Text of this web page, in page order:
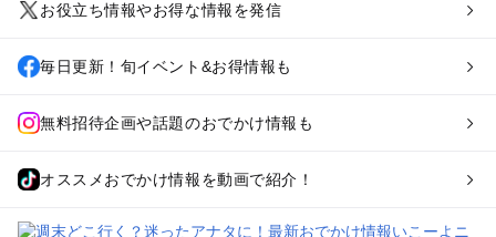
お役立ち情報やお得な情報を発信
毎日更新！旬イベント&お得情報も
無料招待企画や話題のおでかけ情報も
オススメおでかけ情報を動画で紹介！